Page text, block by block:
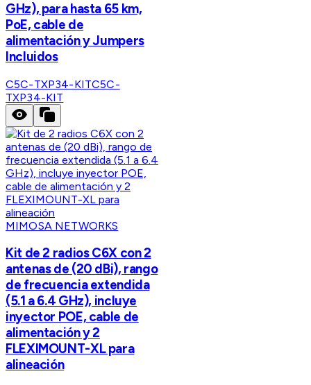
GHz), para hasta 65 km,
PoE, cable de
alimentación y Jumpers
Incluidos
C5C-TXP34-KITC5C-
TXP34-KIT
MIMOSA NETWORKS
Kit de 2 radios C6X con 2
antenas de (20 dBi), rango
de frecuencia extendida
(5.1 a 6.4 GHz), incluye
inyector POE, cable de
alimentación y 2
FLEXIMOUNT-XL para
alineación